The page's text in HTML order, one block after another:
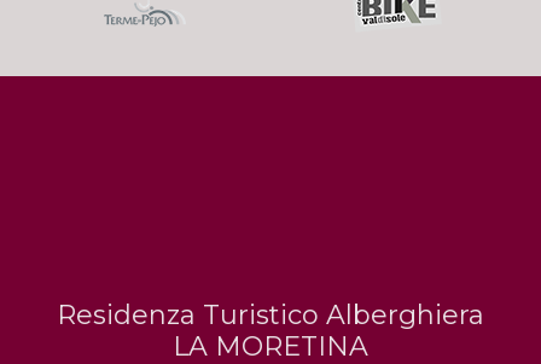
Residenza Turistico Alberghiera
LA MORETINA